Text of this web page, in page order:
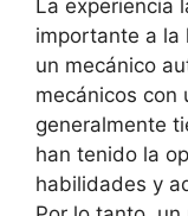
La experiencia
importante a la
un mecánico
mecánicos con
generalmente
han tenido la
habilidades y